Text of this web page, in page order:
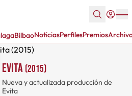
BilbaoNoticiasPerfilesPremios
Evita (2015)
Nueva y actualizada producción de
Evita